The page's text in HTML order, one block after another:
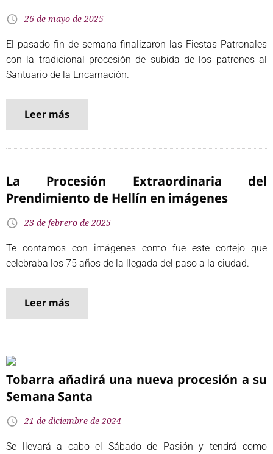
26 de mayo de 2025
El pasado fin de semana finalizaron las Fiestas Patronales
con la tradicional procesión de subida de los patronos al
Santuario de la Encarnación.
Leer más
La Procesión Extraordinaria del
Prendimiento de Hellín en imágenes
23 de febrero de 2025
Te contamos con imágenes como fue este cortejo que
celebraba los 75 años de la llegada del paso a la ciudad.
Leer más
Tobarra añadirá una nueva procesión a su
Semana Santa
21 de diciembre de 2024
Se llevará a cabo el Sábado de Pasión y tendrá como